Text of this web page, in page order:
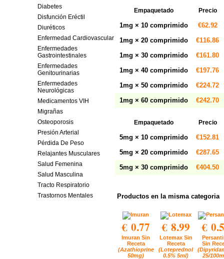
Diabetes
Disfunción Eréctil
Diuréticos
Enfermedad Cardiovascular
Enfermedades
Gastrointestinales
Enfermedades
Genitourinarias
Enfermedades
Neurológicas
Medicamentos VIH
Migrañas
Osteoporosis
Presión Arterial
Pérdida De Peso
Relajantes Musculares
Salud Femenina
Salud Masculina
Tracto Respiratorio
Trastornos Mentales
Empaquetado Precio
1mg × 10 comprimido
€62.92
1mg × 20 comprimido
€116.86
1mg × 30 comprimido
€161.80
1mg × 40 comprimido
€197.76
1mg × 50 comprimido
€224.72
1mg × 60 comprimido
€242.70
Empaquetado Precio
5mg × 10 comprimido
€152.81
5mg × 20 comprimido
€287.65
5mg × 30 comprimido
€404.50
Productos en la misma categoria
€ 0.77
Imuran Sin
Receta
(Azathioprine
50mg)
€ 8.99
Lotemax Sin
Receta
(Loteprednol
0.5% 5ml)
€
Sin
25/